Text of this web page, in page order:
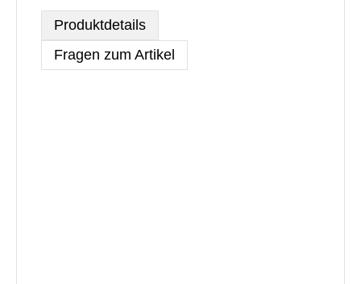
Produktdetails
Fragen zum Artikel